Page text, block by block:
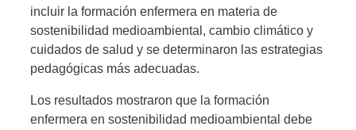
incluir la formación enfermera en materia de
sostenibilidad medioambiental, cambio climático y
cuidados de salud y se determinaron las estrategias
pedagógicas más adecuadas.
Los resultados mostraron que la formación
enfermera en sostenibilidad medioambiental debe